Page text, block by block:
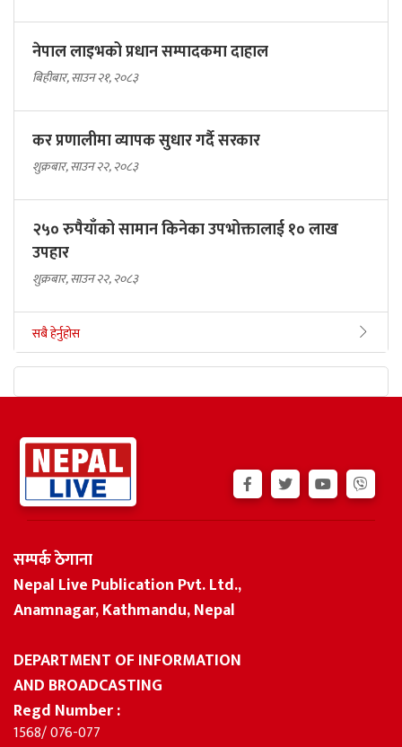
नेपाल लाइभको प्रधान सम्पादकमा दाहाल
बिहीबार, साउन २१, २०८३
कर प्रणालीमा व्यापक सुधार गर्दै सरकार
शुक्रबार, साउन २२, २०८३
२५० रुपैयाँको सामान किनेका उपभोक्तालाई १० लाख
उपहार
शुक्रबार, साउन २२, २०८३
सबै हेर्नुहोस
सम्पर्क ठेगाना
Nepal Live Publication Pvt. Ltd.,
Anamnagar, Kathmandu, Nepal
DEPARTMENT OF INFORMATION
AND BROADCASTING
Regd Number :
1568/ 076-077